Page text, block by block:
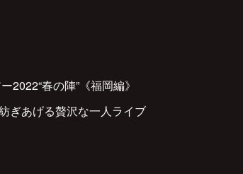
2022“春の陣”《福岡編》
ぎあげる贅沢な一人ライブ